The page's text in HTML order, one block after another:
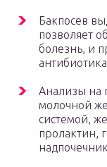
Бакпосев
позволяет
болезнь, и
Анализы на
молочной
системой,
пролактин,